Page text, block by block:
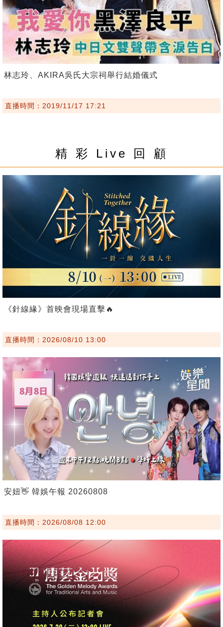
林志玲、AKIRA吳氏大宗祠舉行結婚儀式
直播時間：2019/11/17 17:21
精 彩 Live 回 顧
《針線緣》首映會現場直擊🔥
直播時間：2026/08/10 13:00
安妞👋 韓娛午報 20260808
直播時間：2026/08/08 12:00